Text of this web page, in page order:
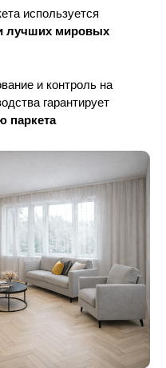
используется
лучших мировых
и контроль на
гарантирует
паркета